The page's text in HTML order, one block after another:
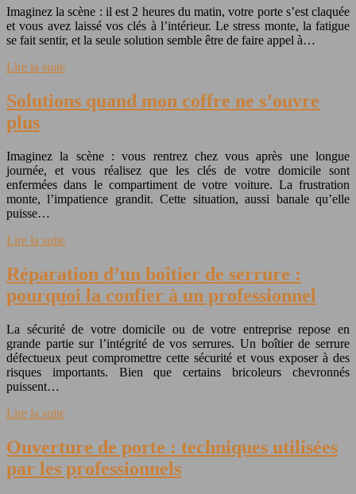
Imaginez la scène : il est 2 heures du matin, votre porte s’est claquée
et vous avez laissé vos clés à l’intérieur. Le stress monte, la fatigue
se fait sentir, et la seule solution semble être de faire appel à…
Lire la suite
Solutions quand mon coffre ne s’ouvre
plus
Imaginez la scène : vous rentrez chez vous après une longue
journée, et vous réalisez que les clés de votre domicile sont
enfermées dans le compartiment de votre voiture. La frustration
monte, l’impatience grandit. Cette situation, aussi banale qu’elle
puisse…
Lire la suite
Réparation d’un boîtier de serrure :
pourquoi la confier à un professionnel
La sécurité de votre domicile ou de votre entreprise repose en
grande partie sur l’intégrité de vos serrures. Un boîtier de serrure
défectueux peut compromettre cette sécurité et vous exposer à des
risques importants. Bien que certains bricoleurs chevronnés
puissent…
Lire la suite
Ouverture de porte : techniques utilisées
par les professionnels